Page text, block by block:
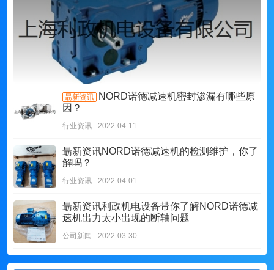
朂新资讯
NORD诺德减速机密封渗漏有哪些原
因？
行业资讯 2022-04-11
朂新资讯NORD诺德减速机的检测维护，你了
解吗？
行业资讯 2022-04-01
朂新资讯利政机电设备带你了解NORD诺德减
速机出力太小出现的断轴问题
公司新闻 2022-03-30